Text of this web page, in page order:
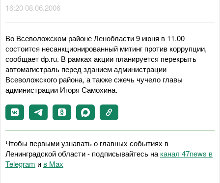
16:20 08.06.2006
Во Всеволожском районе Ленобласти 9 июня в 11.00
состоится несанкционированный митинг против коррупции,
сообщает dp.ru. В рамках акции планируется перекрыть
автомагистраль перед зданием администрации
Всеволожского района, а также сжечь чучело главы
администрации Игоря Самохина.
Чтобы первыми узнавать о главных событиях в
Ленинградской области - подписывайтесь на канал 47news в
Telegram и в Maх